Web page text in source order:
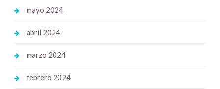
mayo 2024
abril 2024
marzo 2024
febrero 2024